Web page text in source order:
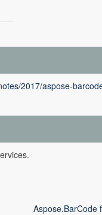
2017/aspose-
Aspose.BarCode